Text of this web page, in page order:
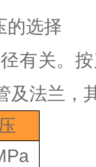
的选择
有关。
及法兰，